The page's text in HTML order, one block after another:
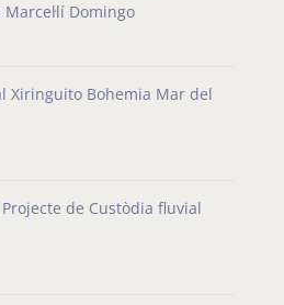
Domingo
Xiringuito Bohemia Mar del
de Custòdia fluvial